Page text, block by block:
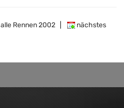
alle Rennen 2002
nächstes